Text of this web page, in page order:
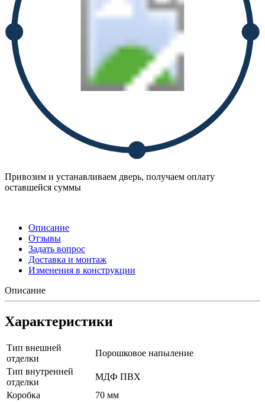
Привозим и устанавливаем дверь, получаем оплату
оставшейся суммы
Описание
Отзывы
Задать вопрос
Доставка и монтаж
Изменения в конструкции
Описание
Характеристики
Тип внешней
отделки
Порошковое напыление
Тип внутренней
отделки
МДФ ПВХ
Коробка
70 мм